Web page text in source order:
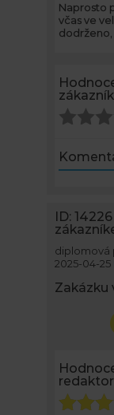
Naprosto
včas ve
ID: 14226
diplomová
2025-04-25
Zakázku